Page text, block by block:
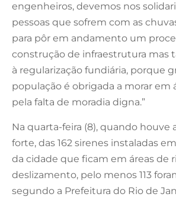
engenheiros, devemos nos
pessoas que sofrem com as
para pôr em andamento um
construção de infraestrutura mas
à regularização fundiária, porque
população é obrigada a morar em
pela falta de moradia digna.”
Na quarta-feira (8), quando houve
forte, das 162 sirenes instaladas
da cidade que ficam em áreas de
deslizamento, pelo menos 113
segundo a Prefeitura do Rio de